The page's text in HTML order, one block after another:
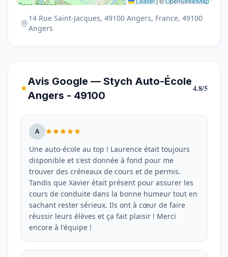
14 Rue Saint-Jacques, 49100 Angers, France, 49100
Angers
Avis Google — Stych Auto-École
Angers - 49100
4.8/5
A
Une auto-école au top ! Laurence était toujours
disponible et s'est donnée à fond pour me
trouver des créneaux de cours et de permis.
Tandis que Xavier était présent pour assurer les
cours de conduite dans la bonne humeur tout en
sachant rester sérieux. Ils ont à cœur de faire
réussir leurs élèves et ça fait plaisir ! Merci
encore à l'équipe !